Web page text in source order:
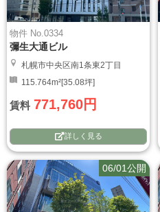
物件 No.0334
彌生大通ビル
札幌市中央区南1条東2丁目
115.764m²[35.08坪]
賃料 771,760円
詳しく見る
06/01公開